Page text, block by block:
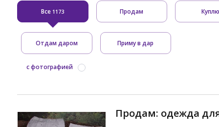
Все 1173 Продам
Отдам даром Приму в дар
с фотографией
Продам: одежда